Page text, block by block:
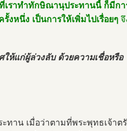
เราทำทักษิณานุประทานนี้ ก็มีกา
หนึ่ง เป็นการให้เพิ่มไปเรื่อยๆ จึ
ห้แก่ผู้ล่วงลับ ด้วยความเชื่อหรือ
ทาน เมื่อว่าตามที่พระพุทธเจ้าต